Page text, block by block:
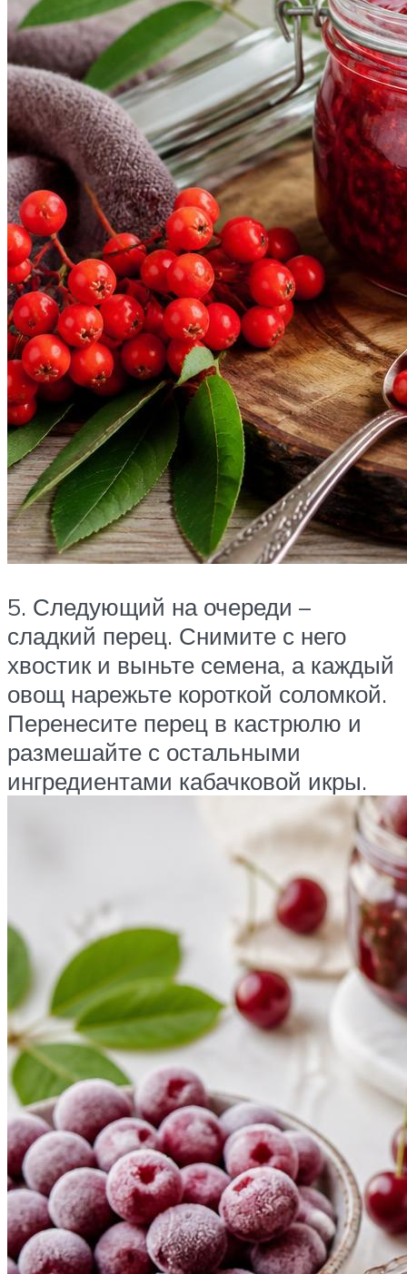
5. Следующий на очереди –
сладкий перец. Снимите с него
хвостик и выньте семена, а каждый
овощ нарежьте короткой соломкой.
Перенесите перец в кастрюлю и
размешайте с остальными
ингредиентами кабачковой икры.